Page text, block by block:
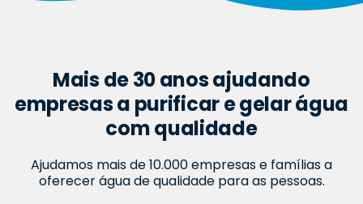
Mais de 30 anos ajudando
empresas a purificar e gelar água
com qualidade
Ajudamos mais de 10.000 empresas e famílias a
oferecer água de qualidade para as pessoas.